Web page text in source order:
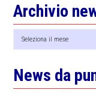
Archivio
news
News da